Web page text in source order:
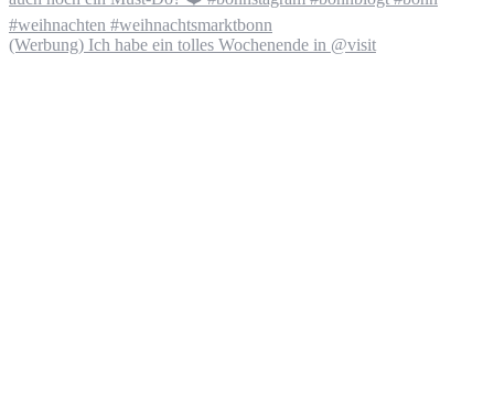
(Werbung) Ich habe ein tolles Wochenende in @visit